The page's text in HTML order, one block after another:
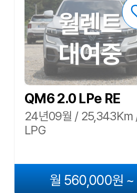
월렌트
대여중
QM6 2.0 LPe RE
24년09월 / 25,343Km
LPG
월 560,000원 ~